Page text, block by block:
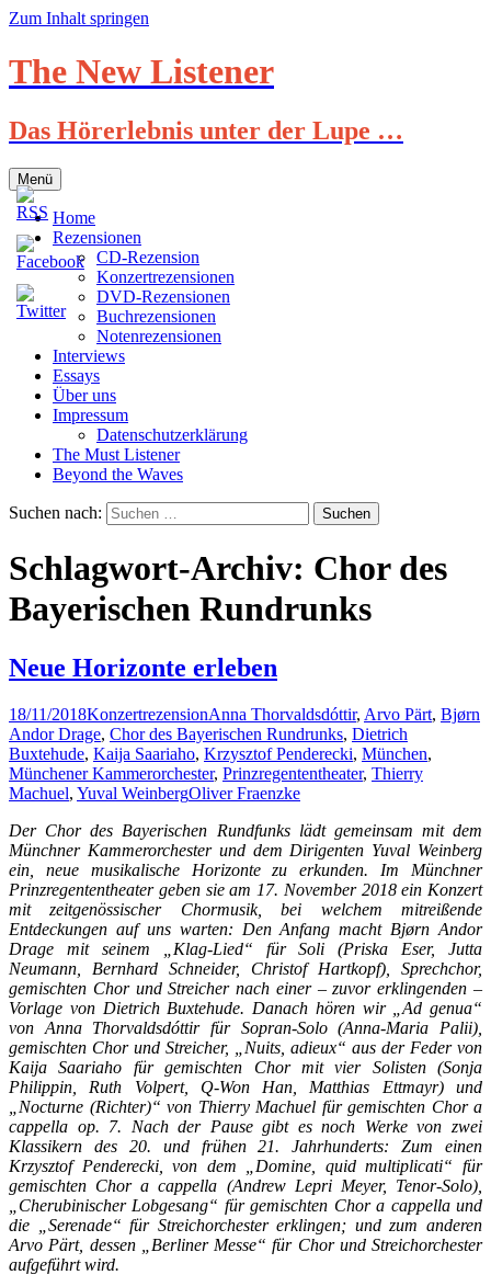
Zum Inhalt springen
The New Listener
Das Hörerlebnis unter der Lupe …
Menü
Home
Rezensionen
CD-Rezension
Konzertrezensionen
DVD-Rezensionen
Buchrezensionen
Notenrezensionen
Interviews
Essays
Über uns
Impressum
Datenschutzerklärung
The Must Listener
Beyond the Waves
Suchen nach:
Schlagwort-Archiv: Chor des
Bayerischen Rundrunks
Neue Horizonte erleben
18/11/2018KonzertrezensionAnna Thorvaldsdóttir, Arvo Pärt, Bjørn
Andor Drage, Chor des Bayerischen Rundrunks, Dietrich
Buxtehude, Kaija Saariaho, Krzysztof Penderecki, München,
Münchener Kammerorchester, Prinzregententheater, Thierry
Machuel, Yuval WeinbergOliver Fraenzke
Der Chor des Bayerischen Rundfunks lädt gemeinsam mit dem
Münchner Kammerorchester und dem Dirigenten Yuval Weinberg
ein, neue musikalische Horizonte zu erkunden. Im Münchner
Prinzregententheater geben sie am 17. November 2018 ein Konzert
mit zeitgenössischer Chormusik, bei welchem mitreißende
Entdeckungen auf uns warten: Den Anfang macht Bjørn Andor
Drage mit seinem „Klag-Lied“ für Soli (Priska Eser, Jutta
Neumann, Bernhard Schneider, Christof Hartkopf), Sprechchor,
gemischten Chor und Streicher nach einer – zuvor erklingenden –
Vorlage von Dietrich Buxtehude. Danach hören wir „Ad genua“
von Anna Thorvaldsdóttir für Sopran-Solo (Anna-Maria Palii),
gemischten Chor und Streicher, „Nuits, adieux“ aus der Feder von
Kaija Saariaho für gemischten Chor mit vier Solisten (Sonja
Philippin, Ruth Volpert, Q-Won Han, Matthias Ettmayr) und
„Nocturne (Richter)“ von Thierry Machuel für gemischten Chor a
cappella op. 7. Nach der Pause gibt es noch Werke von zwei
Klassikern des 20. und frühen 21. Jahrhunderts: Zum einen
Krzysztof Penderecki, von dem „Domine, quid multiplicati“ für
gemischten Chor a cappella (Andrew Lepri Meyer, Tenor-Solo),
„Cherubinischer Lobgesang“ für gemischten Chor a cappella und
die „Serenade“ für Streichorchester erklingen; und zum anderen
Arvo Pärt, dessen „Berliner Messe“ für Chor und Streichorchester
aufgeführt wird.